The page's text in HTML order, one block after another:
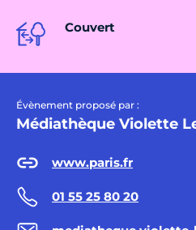
Couvert
Évènement proposé par :
Médiathèque Violette
www.paris.fr
01 55 25 80 20